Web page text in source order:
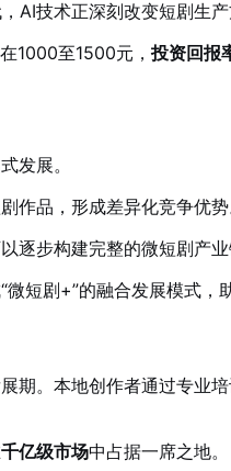
AI技术正深刻改变短剧生
1000至1500元， 投资回报
发展。
作品，形成差异化竞争优势
逐步构建完整的微短剧产业
短剧+”的融合发展模式，
期。本地创作者通过专业
千亿级市场中占据一席之地。